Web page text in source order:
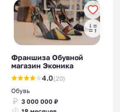
Франшиза Обувной
магазин Эконика
4.0(20)
Обувь
3 000 000 ₽